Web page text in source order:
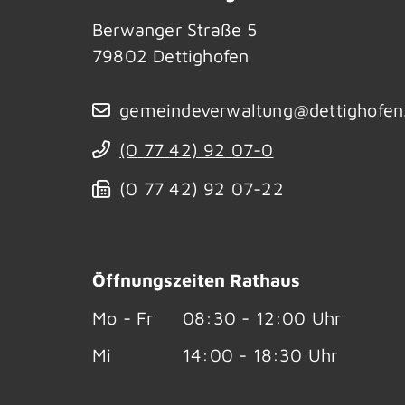
Berwanger Straße 5
79802 Dettighofen
(0 77 42) 92 07-0
(0 77 42) 92 07-22
Öffnungszeiten Rathaus
Mo - Fr
08:30 - 12:00 Uhr
Mi
14:00 - 18:30 Uhr